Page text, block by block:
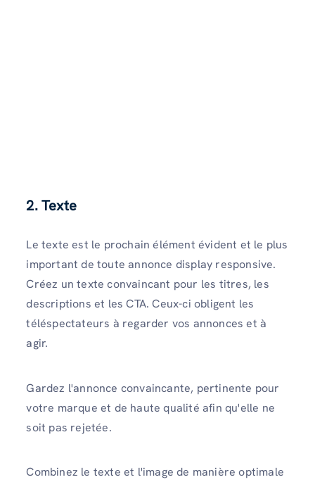
2. Texte
Le texte est le prochain élément évident et le plus
important de toute annonce display responsive.
Créez un texte convaincant pour les titres, les
descriptions et les CTA. Ceux-ci obligent les
téléspectateurs à regarder vos annonces et à
agir.
Gardez l'annonce convaincante, pertinente pour
votre marque et de haute qualité afin qu'elle ne
soit pas rejetée.
Combinez le texte et l'image de manière optimale